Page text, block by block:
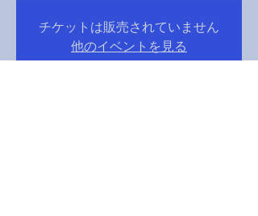
チケットは販売されていません
他のイベントを見る